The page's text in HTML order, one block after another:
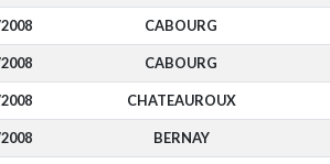
CABOURG
CABOURG
CHATEAUROUX
BERNAY